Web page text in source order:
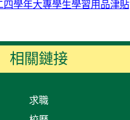
學年大專學生學習用品津貼
相關鏈接
求職